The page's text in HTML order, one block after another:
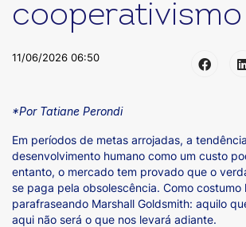
cooperativismo
11/06/2026 06:50
*Por Tatiane Perondi
Em períodos de metas arrojadas, a
desenvolvimento humano como um custo
entanto, o mercado tem provado que o
se paga pela obsolescência. Como costumo
parafraseando Marshall Goldsmith: aquilo
aqui não será o que nos levará adiante.